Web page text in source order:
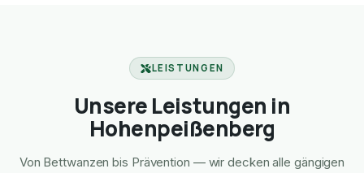
LEISTUNGEN
Unsere Leistungen in
Hohenpeißenberg
Von Bettwanzen bis Prävention — wir decken alle gängigen